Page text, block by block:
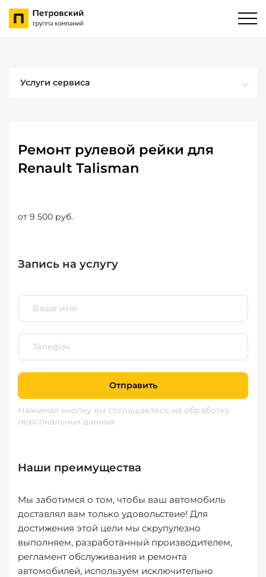
Услуги сервиса
Ремонт рулевой рейки для
Renault Talisman
от 9 500 руб.
Запись на услугу
Отправить
Нажимая кнопку вы соглашаетесь на обработку
персональных данных
Наши преимущества
Мы заботимся о том, чтобы ваш автомобиль
доставлял вам только удовольствие! Для
достижения этой цели мы скрупулезно
выполняем, разработанный производителем,
регламент обслуживания и ремонта
автомобилей, используем исключительно